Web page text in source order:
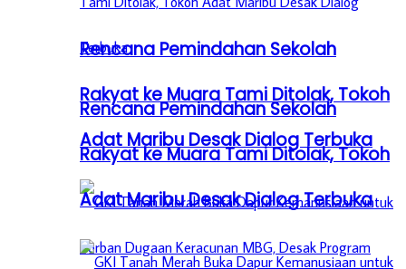
Rencana Pemindahan Sekolah
Rakyat ke Muara Tami Ditolak, Tokoh
Adat Maribu Desak Dialog Terbuka
Rencana Pemindahan Sekolah
Rakyat ke Muara Tami Ditolak, Tokoh
Adat Maribu Desak Dialog Terbuka